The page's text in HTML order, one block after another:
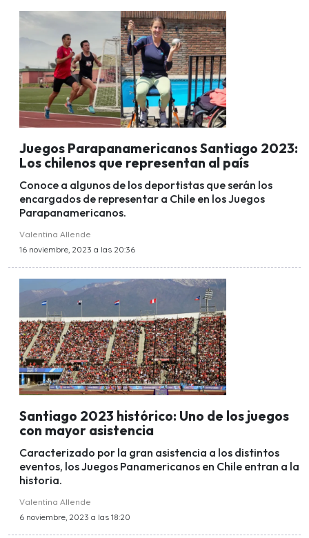
Juegos Parapanamericanos Santiago 2023:
Los chilenos que representan al país
Conoce a algunos de los deportistas que serán los
encargados de representar a Chile en los Juegos
Parapanamericanos.
Valentina Allende
16 noviembre, 2023 a las 20:36
Santiago 2023 histórico: Uno de los juegos
con mayor asistencia
Caracterizado por la gran asistencia a los distintos
eventos, los Juegos Panamericanos en Chile entran a la
historia.
Valentina Allende
6 noviembre, 2023 a las 18:20